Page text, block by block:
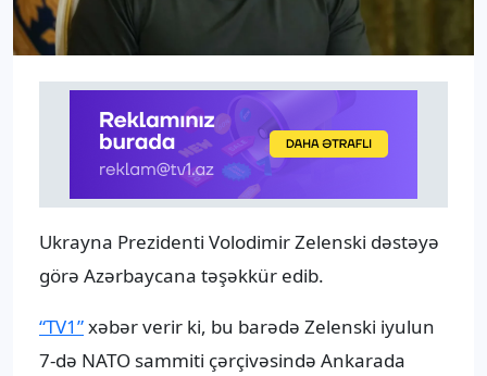
Ukrayna Prezidenti Volodimir Zelenski dəstəyə
görə Azərbaycana təşəkkür edib.
“TV1”xəbər verir ki, bu barədə Zelenski iyulun
7-də NATO sammiti çərçivəsində Ankarada